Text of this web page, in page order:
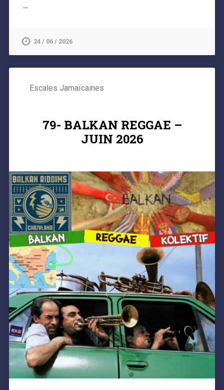
→
24 / 06 / 2026
Escales Jamaïcaines
79- BALKAN REGGAE –
JUIN 2026